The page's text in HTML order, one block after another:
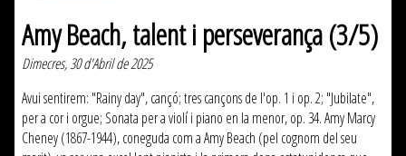
Amy Beach, talent i perseverança (3/5)
Dimecres, 30 d'Abril de 2025
Avui sentirem: "Rainy day", cançó; tres cançons de l'op. 1 i op. 2; "Jubilate",
per a cor i orgue; Sonata per a violí i piano en la menor, op. 34. Amy Marcy
Cheney (1867-1944), coneguda com a Amy Beach (pel cognom del seu